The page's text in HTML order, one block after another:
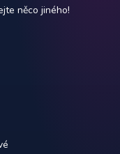
něco jiného!